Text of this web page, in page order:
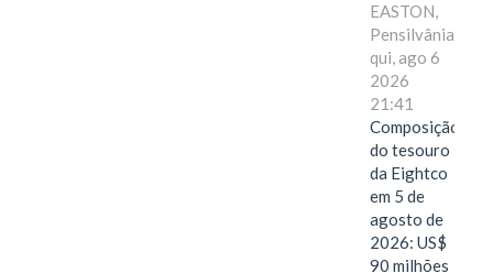
EASTON,
Pensilvânia,
qui, ago 6
2026
21:41
Composição
do tesouro
da Eightco
em 5 de
agosto de
2026: US$
90 milhões